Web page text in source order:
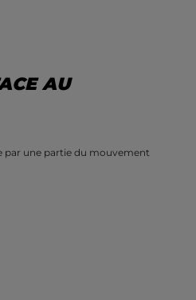
AU
par une partie du mouvement